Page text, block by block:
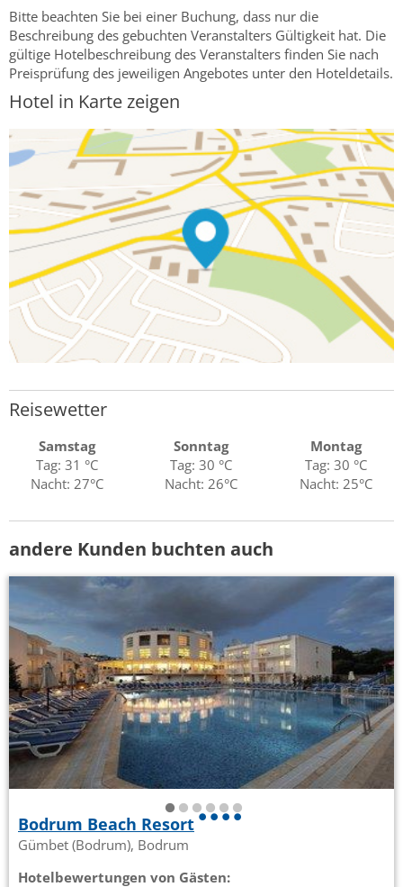
Bitte beachten Sie bei einer Buchung, dass nur die
Beschreibung des gebuchten Veranstalters Gültigkeit hat. Die
gültige Hotelbeschreibung des Veranstalters finden Sie nach
Preisprüfung des jeweiligen Angebotes unter den Hoteldetails.
Hotel in Karte zeigen
Reisewetter
Samstag
Tag: 31 °C
Nacht: 27°C
Sonntag
Tag: 30 °C
Nacht: 26°C
Montag
Tag: 30 °C
Nacht: 25°C
andere Kunden buchten auch
Bodrum Beach Resort
Gümbet (Bodrum), Bodrum
Hotelbewertungen von Gästen: